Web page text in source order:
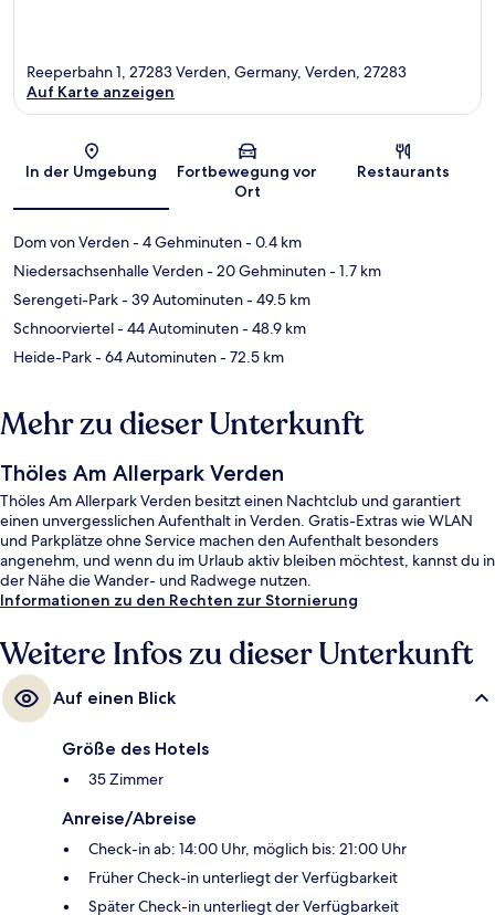
Karte
Reeperbahn 1, 27283 Verden, Germany, Verden, 27283
Auf Karte anzeigen
In der Umgebung
Fortbewegung vor
Ort
Restaurants
Dom von Verden- 4 Gehminuten- 0.4 km
Niedersachsenhalle Verden- 20 Gehminuten- 1.7 km
Serengeti-Park- 39 Autominuten- 49.5 km
Schnoorviertel- 44 Autominuten- 48.9 km
Heide-Park- 64 Autominuten- 72.5 km
Mehr zu dieser Unterkunft
Thöles Am Allerpark Verden
Thöles Am Allerpark Verden besitzt einen Nachtclub und garantiert
einen unvergesslichen Aufenthalt in Verden. Gratis-Extras wie WLAN
und Parkplätze ohne Service machen den Aufenthalt besonders
angenehm, und wenn du im Urlaub aktiv bleiben möchtest, kannst du in
der Nähe die Wander- und Radwege nutzen.
Informationen zu den Rechten zur Stornierung
Weitere Infos zu dieser Unterkunft
Auf einen Blick
Größe des Hotels
35 Zimmer
Anreise/Abreise
Check-in ab: 14:00 Uhr, möglich bis: 21:00 Uhr
Früher Check-in unterliegt der Verfügbarkeit
Später Check-in unterliegt der Verfügbarkeit